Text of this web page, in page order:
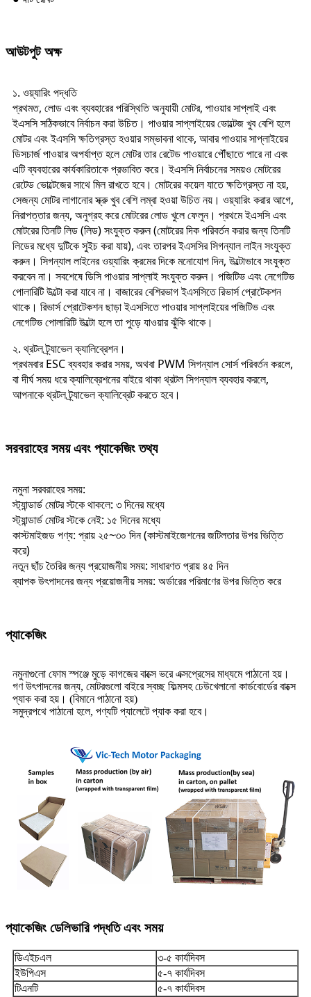
আউটপুট অক্ষ
১. ওয়্যারিং পদ্ধতি
প্রথমত, লোড এবং ব্যবহারের পরিস্থিতি অনুযায়ী মোটর, পাওয়ার সাপ্লাই এবং
ইএসসি সঠিকভাবে নির্বাচন করা উচিত। পাওয়ার সাপ্লাইয়ের ভোল্টেজ খুব বেশি হলে
মোটর এবং ইএসসি ক্ষতিগ্রস্ত হওয়ার সম্ভাবনা থাকে, আবার পাওয়ার সাপ্লাইয়ের
ডিসচার্জ পাওয়ার অপর্যাপ্ত হলে মোটর তার রেটেড পাওয়ারে পৌঁছাতে পারে না এবং
এটি ব্যবহারের কার্যকারিতাকে প্রভাবিত করে। ইএসসি নির্বাচনের সময়ও মোটরের
রেটেড ভোল্টেজের সাথে মিল রাখতে হবে। মোটরের কয়েল যাতে ক্ষতিগ্রস্ত না হয়,
সেজন্য মোটর লাগানোর স্ক্রু খুব বেশি লম্বা হওয়া উচিত নয়। ওয়্যারিং করার আগে,
নিরাপত্তার জন্য, অনুগ্রহ করে মোটরের লোড খুলে ফেলুন। প্রথমে ইএসসি এবং
মোটরের তিনটি লিড (লিড) সংযুক্ত করুন (মোটরের দিক পরিবর্তন করার জন্য তিনটি
লিডের মধ্যে দুটিকে সুইচ করা যায়), এবং তারপর ইএসসির সিগন্যাল লাইন সংযুক্ত
করুন। সিগন্যাল লাইনের ওয়্যারিং ক্রমের দিকে মনোযোগ দিন, উল্টোভাবে সংযুক্ত
করবেন না। সবশেষে ডিসি পাওয়ার সাপ্লাই সংযুক্ত করুন। পজিটিভ এবং নেগেটিভ
পোলারিটি উল্টো করা যাবে না। বাজারের বেশিরভাগ ইএসসিতে রিভার্স প্রোটেকশন
থাকে। রিভার্স প্রোটেকশন ছাড়া ইএসসিতে পাওয়ার সাপ্লাইয়ের পজিটিভ এবং
নেগেটিভ পোলারিটি উল্টো হলে তা পুড়ে যাওয়ার ঝুঁকি থাকে।
২. থ্রটল ট্র্যাভেল ক্যালিব্রেশন।
প্রথমবার ESC ব্যবহার করার সময়, অথবা PWM সিগন্যাল সোর্স পরিবর্তন করলে,
বা দীর্ঘ সময় ধরে ক্যালিব্রেশনের বাইরে থাকা থ্রটল সিগন্যাল ব্যবহার করলে,
আপনাকে থ্রটল ট্র্যাভেল ক্যালিব্রেট করতে হবে।
সরবরাহের সময় এবং প্যাকেজিং তথ্য
নমুনা সরবরাহের সময়:
স্ট্যান্ডার্ড মোটর স্টকে থাকলে: ৩ দিনের মধ্যে
স্ট্যান্ডার্ড মোটর স্টকে নেই: ১৫ দিনের মধ্যে
কাস্টমাইজড পণ্য: প্রায় ২৫~৩০ দিন (কাস্টমাইজেশনের জটিলতার উপর ভিত্তি
করে)
নতুন ছাঁচ তৈরির জন্য প্রয়োজনীয় সময়: সাধারণত প্রায় ৪৫ দিন
ব্যাপক উৎপাদনের জন্য প্রয়োজনীয় সময়: অর্ডারের পরিমাণের উপর ভিত্তি করে
প্যাকেজিং
নমুনাগুলো ফোম স্পঞ্জে মুড়ে কাগজের বাক্সে ভরে এক্সপ্রেসের মাধ্যমে পাঠানো হয়।
গণ উৎপাদনের জন্য, মোটরগুলো বাইরে স্বচ্ছ ফিল্মসহ ঢেউখেলানো কার্ডবোর্ডের বাক্সে
প্যাক করা হয়। (বিমানে পাঠানো হয়)
সমুদ্রপথে পাঠানো হলে, পণ্যটি প্যালেটে প্যাক করা হবে।
প্যাকেজিং ডেলিভারি পদ্ধতি এবং সময়
ডিএইচএল
৩-৫ কার্যদিবস
ইউপিএস
৫-৭ কার্যদিবস
টিএনটি
৫-৭ কার্যদিবস